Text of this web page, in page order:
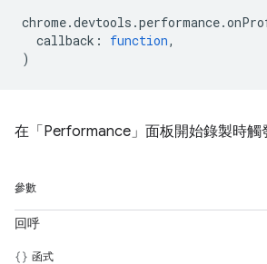
chrome.devtools .performance.
callback : function,
)
在「Performance」面板開始錄製時觸
參數
回呼
函式